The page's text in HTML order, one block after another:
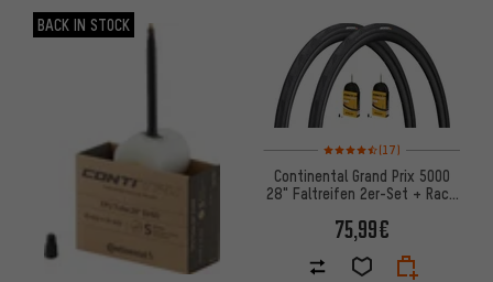
BACK IN STOCK
Bewertungen: 4,5 von 5
(17)
Continental Grand Prix 5000
28" Faltreifen 2er-Set + Race
75,99€